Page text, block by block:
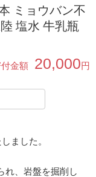
ミョウバン不
塩水 牛乳瓶
金額 20,000円
ました。
れ、岩盤を掘削し